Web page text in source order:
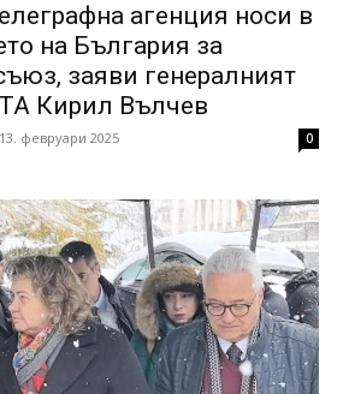
агенция носи в
на България за
заяви генералният
Кирил Вълчев
13. февруари 2025 0